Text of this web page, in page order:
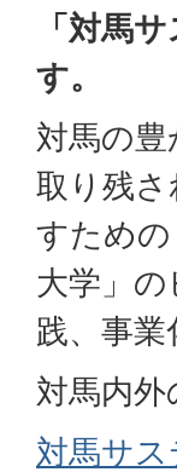
「対馬
す。
対馬の
取り残
すため
大学」
践、事
対馬内
対馬サ